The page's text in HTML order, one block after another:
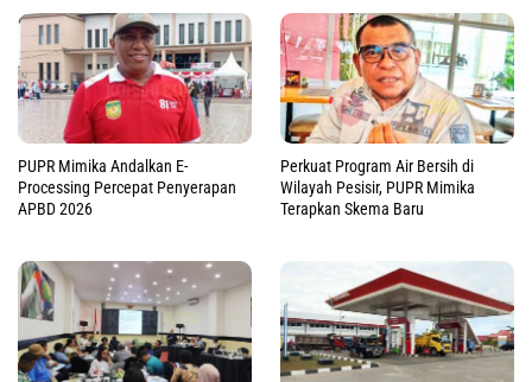
PUPR Mimika Andalkan E-
Processing Percepat Penyerapan
APBD 2026
Perkuat Program Air Bersih di
Wilayah Pesisir, PUPR Mimika
Terapkan Skema Baru